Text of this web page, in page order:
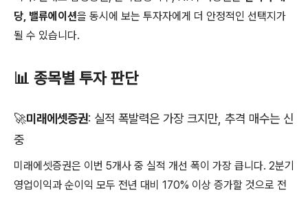
당, 밸류에이션을 동시에 보는 투자자에게 더 안정적인 선택지가
될 수 있습니다.
📊 종목별 투자 판단
🚀미래에셋증권: 실적 폭발력은 가장 크지만, 추격 매수는 신
중
미래에셋증권은 이번 5개사 중 실적 개선 폭이 가장 큽니다. 2분기
영업이익과 순이익 모두 전년 대비 170% 이상 증가할 것으로 전